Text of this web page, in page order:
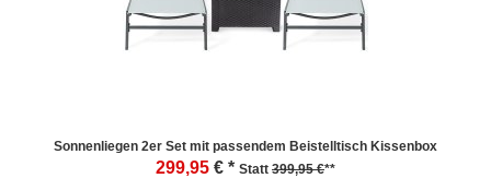
Sonnenliegen 2er Set mit passendem Beistelltisch Kissenbox
299,95 € * Statt 399,95 €**